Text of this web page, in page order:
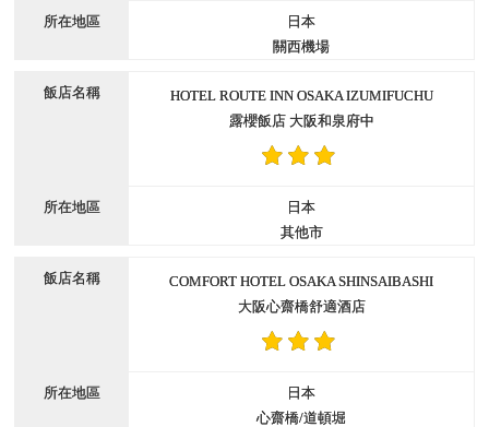
日本
關西機場
HOTEL ROUTE INN OSAKA IZUMIFUCHU
露櫻飯店 大阪和泉府中
日本
其他市
COMFORT HOTEL OSAKA SHINSAIBASHI
大阪心齋橋舒適酒店
日本
心齋橋/道頓堀